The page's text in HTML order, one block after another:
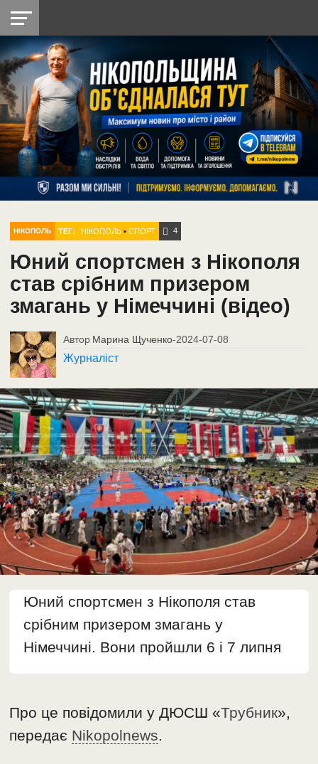
НІКОПОЛЬ
РАЙОН
СІЧЕСЛАВСЬКА
УКРАЇНА
РЕТРО
НІКОПОЛЬ
ЛАЙТ
УКРАЇНА
ДОПОМОГА
РАДІО
НІКОПОЛЬ ТЕГ: НІКОПОЛЬ •СПОРТ 4
Юний спортсмен з Нікополя
став срібним призером
змагань у Німеччині (відео)
Автор Марина Щученко-2024-07-08
Журналіст
Юний спортсмен з Нікополя став
срібним призером змагань у
Німеччині. Вони пройшли 6 і 7 липня
Про це повідомили у ДЮСШ «Трубник»,
передає Nikopolnews.